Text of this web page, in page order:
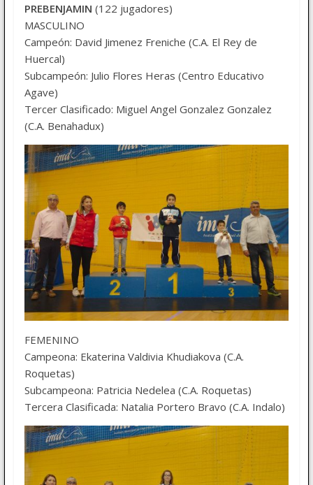
PREBENJAMIN (122 jugadores)
MASCULINO
Campeón: David Jimenez Freniche (C.A. El Rey de
Huercal)
Subcampeón: Julio Flores Heras (Centro Educativo
Agave)
Tercer Clasificado: Miguel Angel Gonzalez Gonzalez
(C.A. Benahadux)
FEMENINO
Campeona: Ekaterina Valdivia Khudiakova (C.A.
Roquetas)
Subcampeona: Patricia Nedelea (C.A. Roquetas)
Tercera Clasificada: Natalia Portero Bravo (C.A. Indalo)